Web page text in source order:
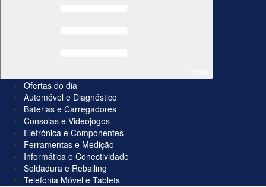
Ofertas do dia
Automóvel e Diagnóstico
Baterias e Carregadores
Consolas e Videojogos
Eletrónica e Componentes
Ferramentas e Medição
Informática e Conectividade
Soldadura e Reballing
Telefonia Móvel e Tablets